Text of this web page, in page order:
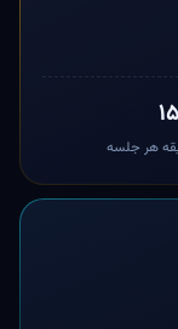
هر جلسه